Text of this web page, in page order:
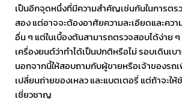
เป็นอีกจุดหนึ่งที่มีความสำคัญเช่นกันในการต
สอง แต่อาจจะต้องอาศัยความละเอียดและคว
อื่น ๆ แต่ในเบื้องต้นสามารถตรวจสอบได้ง่าย
เครื่องยนต์ว่าทำได้เป็นปกติหรือไม่ รอบเดินเบ
นอกจากนี้ให้สอบถามกับผู้ขายหรือเจ้าของรถ
เปลี่ยนถ่ายของเหลว และแบตเตอรี่ แต่ถ้าจะใ
เชี่ยวชาญ